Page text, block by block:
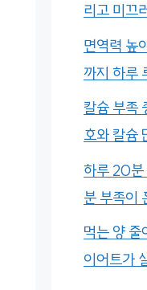
리고 미끄
면역력 높
까지 하루
칼슘 부족
호와 칼슘
하루 20분
분 부족이
먹는 양 줄
이어트가